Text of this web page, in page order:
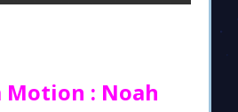
Motion : Noah